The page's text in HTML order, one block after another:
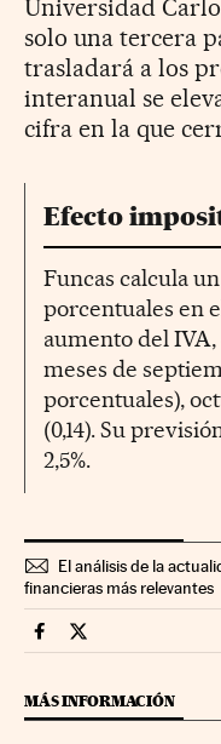
Universidad
solo una tercera
trasladará a los
interanual se
cifra en la que
Efecto
Funcas calcula
porcentuales en
aumento del
meses de
porcentuales),
(0,14). Su
2,5%.
El análisis de la
financieras más relevantes
Economia Cinco Días
Economia Cinco
MÁS INFORMACIÓN